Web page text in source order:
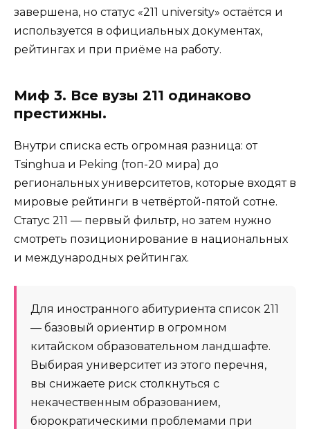
завершена, но статус «211 university» остаётся и
используется в официальных документах,
рейтингах и при приёме на работу.
Миф 3. Все вузы 211 одинаково
престижны.
Внутри списка есть огромная разница: от
Tsinghua и Peking (топ-20 мира) до
региональных университетов, которые входят в
мировые рейтинги в четвёртой-пятой сотне.
Статус 211 — первый фильтр, но затем нужно
смотреть позиционирование в национальных
и международных рейтингах.
Для иностранного абитуриента список 211
— базовый ориентир в огромном
китайском образовательном ландшафте.
Выбирая университет из этого перечня,
вы снижаете риск столкнуться с
некачественным образованием,
бюрократическими проблемами при